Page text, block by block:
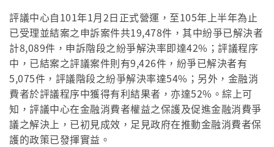
評議中心自101年1月2日正式營運，至105年上半年為止
已受理並結案之申訴案件共19,478件，其中紛爭已解決者
計8,089件，申訴階段之紛爭解決率即達42%；評議程序
中，已結案之評議案件則有9,426件，紛爭已解決者有
5,075件，評議階段之紛爭解決率達54%；另外，金融消
費者於評議程序中獲得有利結果者，亦達52%。綜上可
知，評議中心在金融消費者權益之保護及促進金融消費爭
議之解決上，已初見成效，足見政府在推動金融消費者保
護的政策已發揮實益。